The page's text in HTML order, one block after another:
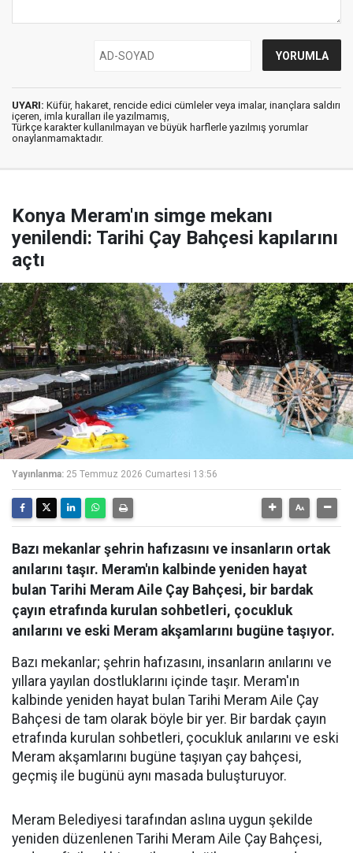
UYARI: Küfür, hakaret, rencide edici cümleler veya imalar, inançlara saldırı
içeren, imla kuralları ile yazılmamış,
Türkçe karakter kullanılmayan ve büyük harflerle yazılmış yorumlar
onaylanmamaktadır.
Konya Meram'ın simge mekanı
yenilendi: Tarihi Çay Bahçesi kapılarını
açtı
Yayınlanma: 25 Temmuz 2026 Cumartesi 13:56
Bazı mekanlar şehrin hafızasını ve insanların ortak
anılarını taşır. Meram'ın kalbinde yeniden hayat
bulan Tarihi Meram Aile Çay Bahçesi, bir bardak
çayın etrafında kurulan sohbetleri, çocukluk
anılarını ve eski Meram akşamlarını bugüne taşıyor.
Bazı mekanlar; şehrin hafızasını, insanların anılarını ve
yıllara yayılan dostluklarını içinde taşır. Meram'ın
kalbinde yeniden hayat bulan Tarihi Meram Aile Çay
Bahçesi de tam olarak böyle bir yer. Bir bardak çayın
etrafında kurulan sohbetleri, çocukluk anılarını ve eski
Meram akşamlarını bugüne taşıyan çay bahçesi,
geçmiş ile bugünü aynı masada buluşturuyor.
Meram Belediyesi tarafından aslına uygun şekilde
yeniden düzenlenen Tarihi Meram Aile Çay Bahçesi,